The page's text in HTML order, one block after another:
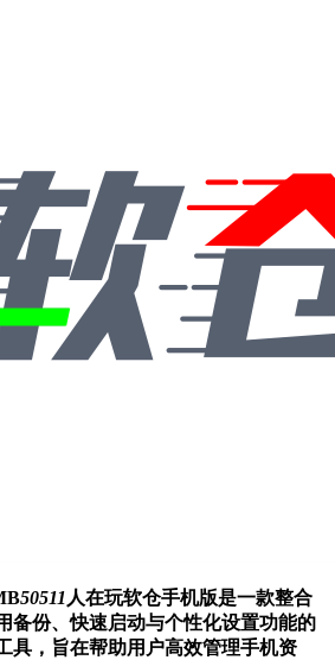
50511 人在玩软仓手机版是一款整合
备份、快速启动与个性化设置功能的
具，旨在帮助用户高效管理手机资